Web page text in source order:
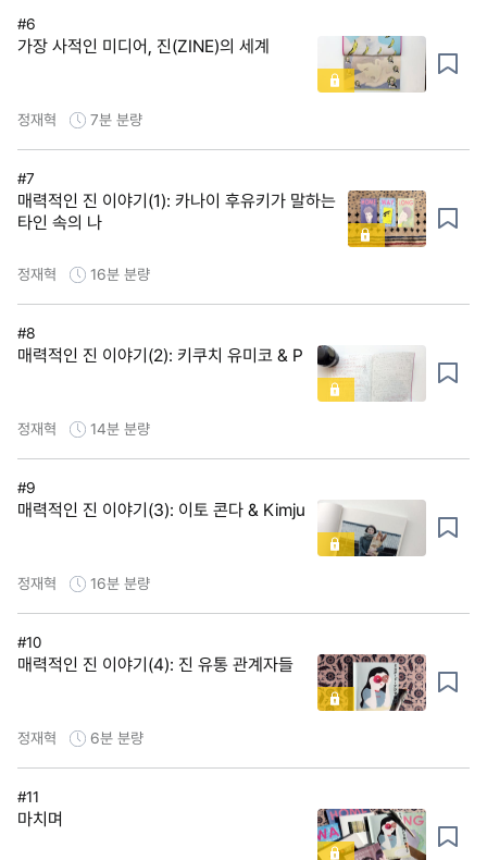
#6
가장 사적인 미디어, 진(ZINE)의 세계
정재혁 7분 분량
#7
매력적인 진 이야기(1): 카나이 후유키가 말하는
타인 속의 나
정재혁 16분 분량
#8
매력적인 진 이야기(2): 키쿠치 유미코 & P
정재혁 14분 분량
#9
매력적인 진 이야기(3): 이토 콘다 & Kimju
정재혁 16분 분량
#10
매력적인 진 이야기(4): 진 유통 관계자들
정재혁 6분 분량
#11
마치며